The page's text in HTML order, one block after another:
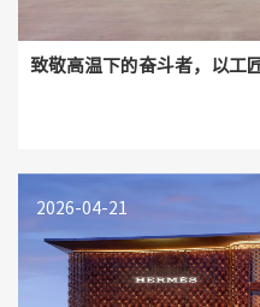
致敬高温下的奋斗者，以工
2026-04-21